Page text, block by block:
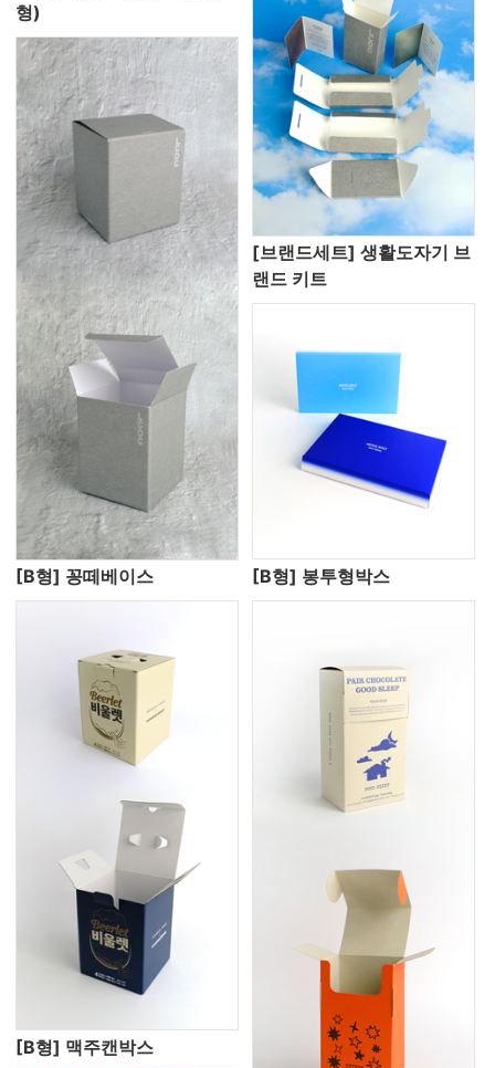
형)
[B형] 꽁떼베이스
[브랜드세트] 생활도자기 브
랜드 키트
[B형] 맥주캔박스
[B형] 봉투형박스